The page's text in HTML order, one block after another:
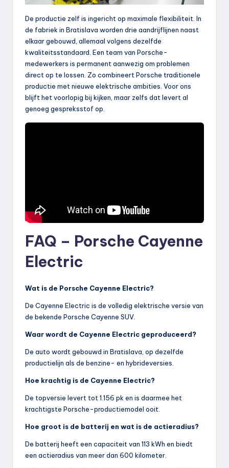
De productie zelf is ingericht op maximale flexibiliteit. In
de fabriek in Bratislava worden drie aandrijflijnen naast
elkaar gebouwd, allemaal volgens dezelfde
kwaliteitsstandaard. Een team van Porsche-
medewerkers is permanent aanwezig om problemen
direct op te lossen. Zo combineert Porsche traditionele
productie met nieuwe elektrische ambities. Voor ons
blijft het voorlopig bij kijken, maar zelfs dat levert al
genoeg gespreksstof op.
FAQ – Porsche Cayenne
Electric
Wat is de Porsche Cayenne Electric?
De Cayenne Electric is de volledig elektrische versie van
de bekende Porsche Cayenne SUV.
Waar wordt de Cayenne Electric geproduceerd?
De auto wordt gebouwd in Bratislava, op dezelfde
productielijn als de benzine- en hybrideversies.
Hoe krachtig is de Cayenne Electric?
De topversie levert tot 1.156 pk en is daarmee het
krachtigste Porsche-productiemodel ooit.
Hoe groot is de batterij en wat is de actieradius?
De batterij heeft een capaciteit van 113 kWh en biedt
een actieradius van meer dan 600 kilometer.